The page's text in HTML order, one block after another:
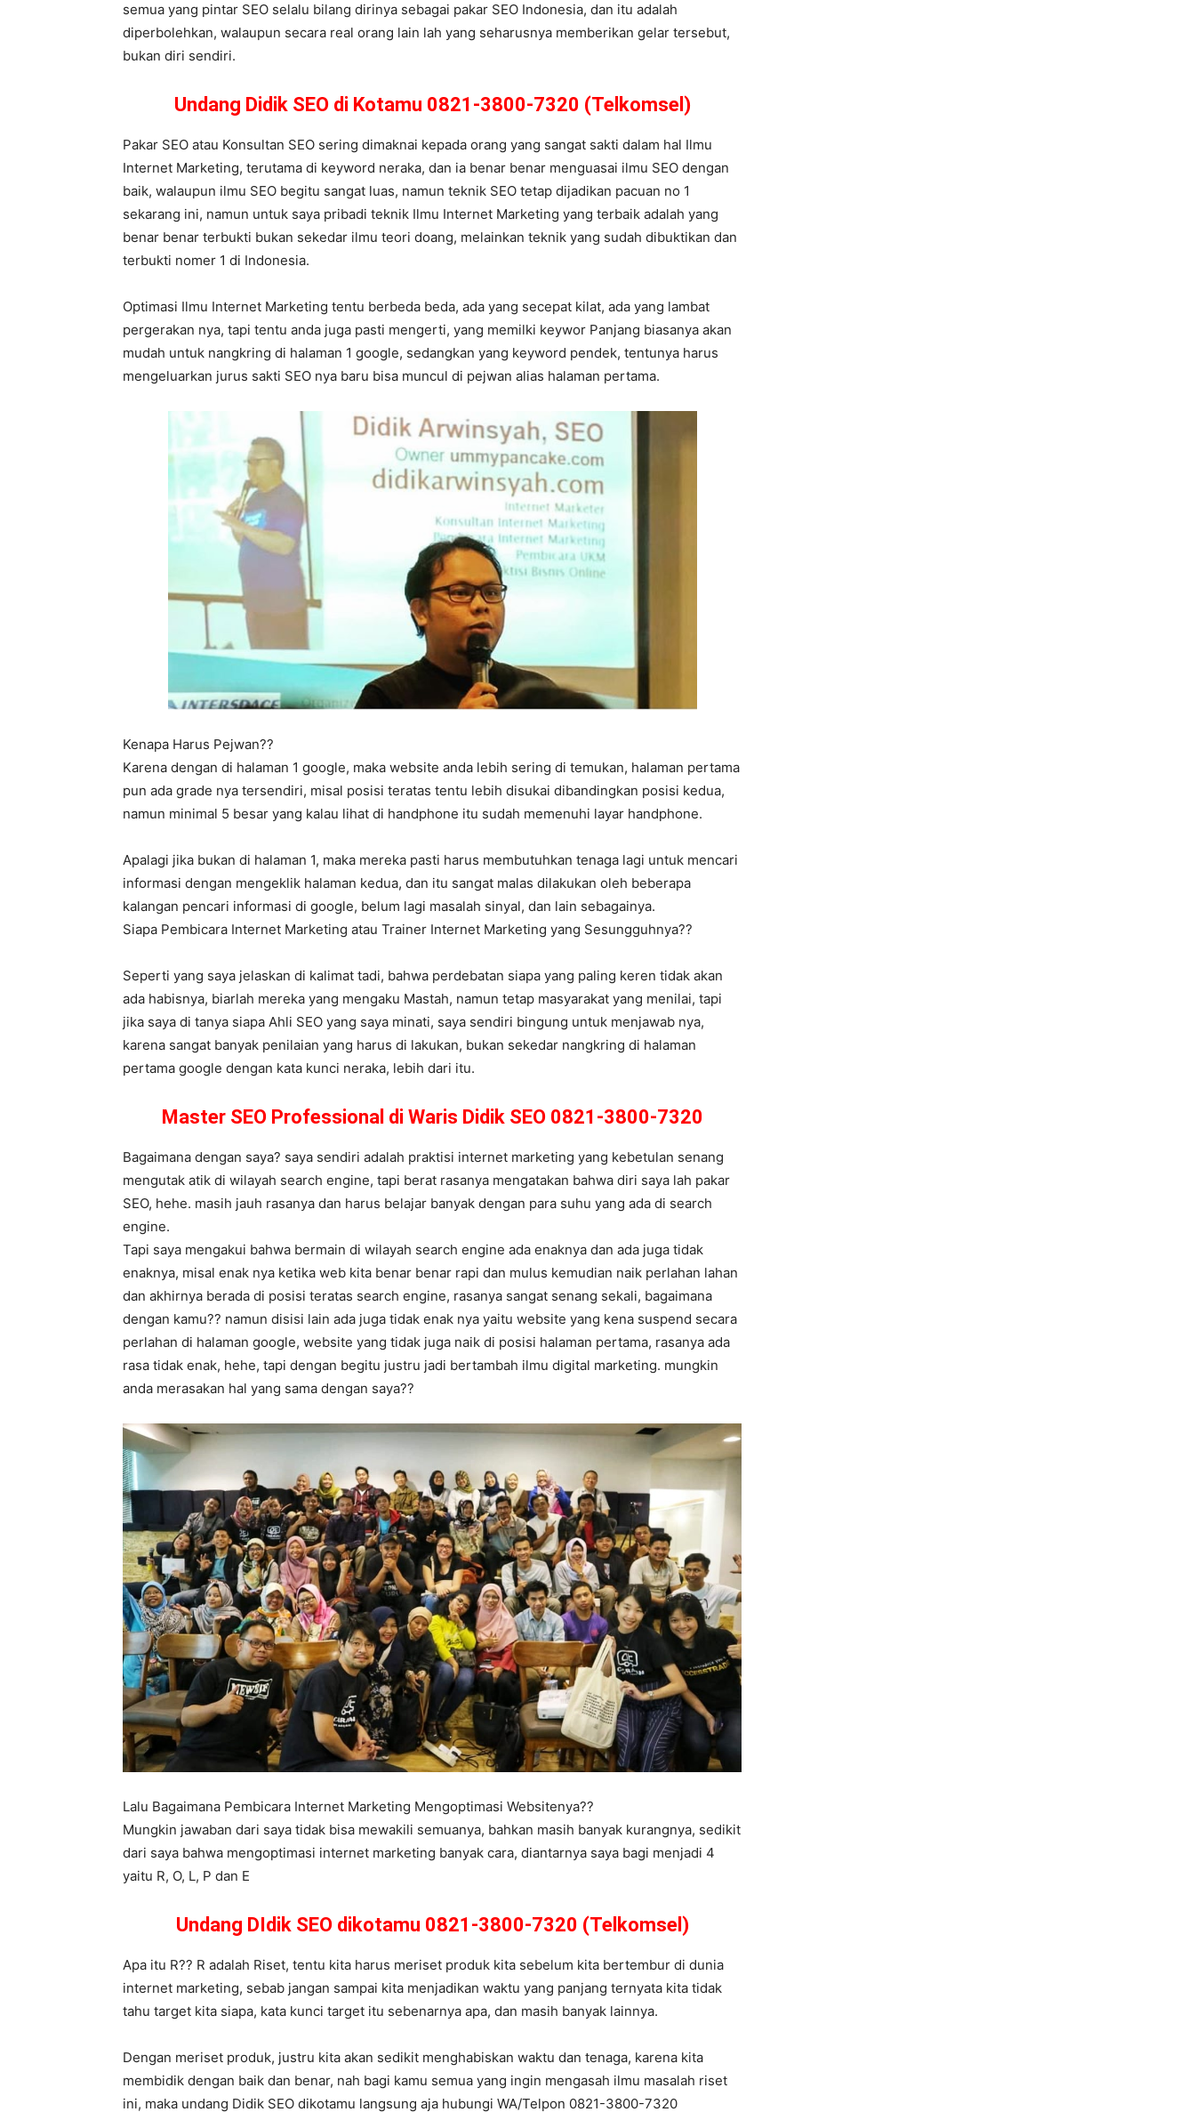
semua yang pintar SEO selalu bilang dirinya sebagai pakar SEO Indonesia, dan itu adalah
diperbolehkan, walaupun secara real orang lain lah yang seharusnya memberikan gelar tersebut,
bukan diri sendiri.
Undang Didik SEO di Kotamu 0821-3800-7320 (Telkomsel)
Pakar SEO atau Konsultan SEO sering dimaknai kepada orang yang sangat sakti dalam hal Ilmu
Internet Marketing, terutama di keyword neraka, dan ia benar benar menguasai ilmu SEO dengan
baik, walaupun ilmu SEO begitu sangat luas, namun teknik SEO tetap dijadikan pacuan no 1
sekarang ini, namun untuk saya pribadi teknik Ilmu Internet Marketing yang terbaik adalah yang
benar benar terbukti bukan sekedar ilmu teori doang, melainkan teknik yang sudah dibuktikan dan
terbukti nomer 1 di Indonesia.
Optimasi Ilmu Internet Marketing tentu berbeda beda, ada yang secepat kilat, ada yang lambat
pergerakan nya, tapi tentu anda juga pasti mengerti, yang memilki keywor Panjang biasanya akan
mudah untuk nangkring di halaman 1 google, sedangkan yang keyword pendek, tentunya harus
mengeluarkan jurus sakti SEO nya baru bisa muncul di pejwan alias halaman pertama.
Kenapa Harus Pejwan??
Karena dengan di halaman 1 google, maka website anda lebih sering di temukan, halaman pertama
pun ada grade nya tersendiri, misal posisi teratas tentu lebih disukai dibandingkan posisi kedua,
namun minimal 5 besar yang kalau lihat di handphone itu sudah memenuhi layar handphone.
Apalagi jika bukan di halaman 1, maka mereka pasti harus membutuhkan tenaga lagi untuk mencari
informasi dengan mengeklik halaman kedua, dan itu sangat malas dilakukan oleh beberapa
kalangan pencari informasi di google, belum lagi masalah sinyal, dan lain sebagainya.
Siapa Pembicara Internet Marketing atau Trainer Internet Marketing yang Sesungguhnya??
Seperti yang saya jelaskan di kalimat tadi, bahwa perdebatan siapa yang paling keren tidak akan
ada habisnya, biarlah mereka yang mengaku Mastah, namun tetap masyarakat yang menilai, tapi
jika saya di tanya siapa Ahli SEO yang saya minati, saya sendiri bingung untuk menjawab nya,
karena sangat banyak penilaian yang harus di lakukan, bukan sekedar nangkring di halaman
pertama google dengan kata kunci neraka, lebih dari itu.
Master SEO Professional di Waris Didik SEO 0821-3800-7320
Bagaimana dengan saya? saya sendiri adalah praktisi internet marketing yang kebetulan senang
mengutak atik di wilayah search engine, tapi berat rasanya mengatakan bahwa diri saya lah pakar
SEO, hehe. masih jauh rasanya dan harus belajar banyak dengan para suhu yang ada di search
engine.
Tapi saya mengakui bahwa bermain di wilayah search engine ada enaknya dan ada juga tidak
enaknya, misal enak nya ketika web kita benar benar rapi dan mulus kemudian naik perlahan lahan
dan akhirnya berada di posisi teratas search engine, rasanya sangat senang sekali, bagaimana
dengan kamu?? namun disisi lain ada juga tidak enak nya yaitu website yang kena suspend secara
perlahan di halaman google, website yang tidak juga naik di posisi halaman pertama, rasanya ada
rasa tidak enak, hehe, tapi dengan begitu justru jadi bertambah ilmu digital marketing. mungkin
anda merasakan hal yang sama dengan saya??
Lalu Bagaimana Pembicara Internet Marketing Mengoptimasi Websitenya??
Mungkin jawaban dari saya tidak bisa mewakili semuanya, bahkan masih banyak kurangnya, sedikit
dari saya bahwa mengoptimasi internet marketing banyak cara, diantarnya saya bagi menjadi 4
yaitu R, O, L, P dan E
Undang DIdik SEO dikotamu 0821-3800-7320 (Telkomsel)
Apa itu R?? R adalah Riset, tentu kita harus meriset produk kita sebelum kita bertembur di dunia
internet marketing, sebab jangan sampai kita menjadikan waktu yang panjang ternyata kita tidak
tahu target kita siapa, kata kunci target itu sebenarnya apa, dan masih banyak lainnya.
Dengan meriset produk, justru kita akan sedikit menghabiskan waktu dan tenaga, karena kita
membidik dengan baik dan benar, nah bagi kamu semua yang ingin mengasah ilmu masalah riset
ini, maka undang Didik SEO dikotamu langsung aja hubungi WA/Telpon 0821-3800-7320